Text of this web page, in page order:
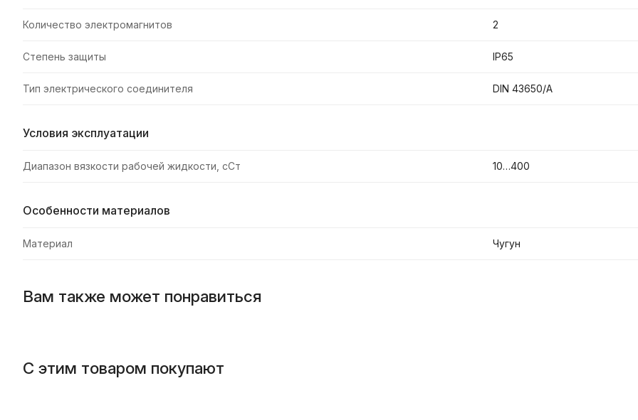
Количество электромагнитов 2
Степень защиты IP65
Тип электрического соединителя DIN 43650/A
Условия эксплуатации
Диапазон вязкости рабочей жидкости, сСт 10…400
Особенности материалов
Материал Чугун
Вам также может понравиться
С этим товаром покупают